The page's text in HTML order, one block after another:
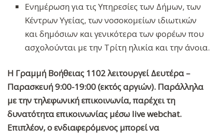
Ενημέρωση για τις Υπηρεσίες των Δήμων, των
Κέντρων Υγείας, των νοσοκομείων ιδιωτικών
και δημόσιων και γενικότερα των φορέων που
ασχολούνται με την Τρίτη ηλικία και την άνοια.
Η Γραμμή Βοήθειας 1102 λειτουργεί Δευτέρα –
Παρασκευή 9:00-19:00 (εκτός αργιών). Παράλληλα
με την τηλεφωνική επικοινωνία, παρέχει τη
δυνατότητα επικοινωνίας μέσω livewebchat.
Επιπλέον, ο ενδιαφερόμενος μπορεί να